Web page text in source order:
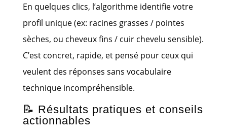
En quelques clics, l’algorithme identifie votre
profil unique (ex: racines grasses / pointes
sèches, ou cheveux fins / cuir chevelu sensible).
C’est concret, rapide, et pensé pour ceux qui
veulent des réponses sans vocabulaire
technique incompréhensible.
📝 Résultats pratiques et conseils
actionnables